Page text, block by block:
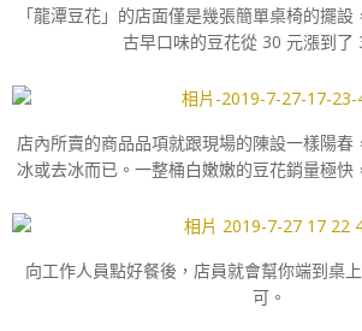
「龍潭豆花」的店面僅是幾張簡單桌椅的擺設
古早口味的豆花從 30 元漲到了
店內所賣的商品品項就跟現場的陳設一樣陽春
冰或去冰而已。一整桶白嫩嫩的豆花銷量極快
向工作人員點好餐後，店員就會幫你端到桌
可。